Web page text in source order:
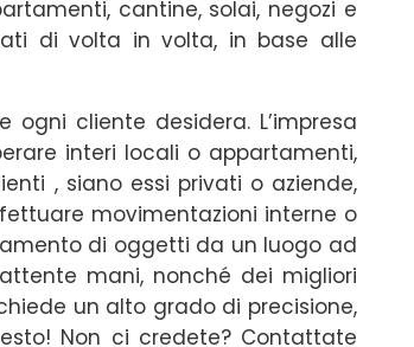
cantine, solai, negozi e
di volta in volta, in base alle
cliente desidera. L’impresa
interi locali o appartamenti,
, siano essi privati o aziende,
movimentazioni interne o
di oggetti da un luogo ad
mani, nonché dei migliori
un alto grado di precisione,
Non ci credete? Contattate